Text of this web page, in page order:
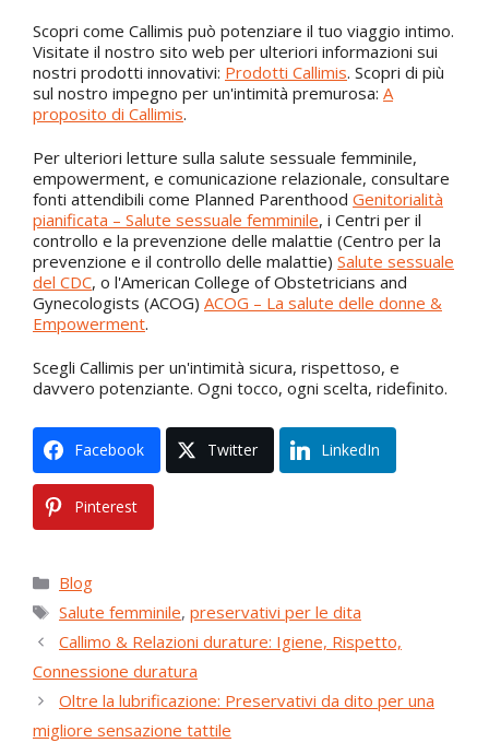
Scopri come Callimis può potenziare il tuo viaggio intimo.
Visitate il nostro sito web per ulteriori informazioni sui
nostri prodotti innovativi: Prodotti Callimis. Scopri di più
sul nostro impegno per un'intimità premurosa: A
proposito di Callimis.
Per ulteriori letture sulla salute sessuale femminile,
empowerment, e comunicazione relazionale, consultare
fonti attendibili come Planned Parenthood Genitorialità
pianificata – Salute sessuale femminile, i Centri per il
controllo e la prevenzione delle malattie (Centro per la
prevenzione e il controllo delle malattie) Salute sessuale
del CDC, o l'American College of Obstetricians and
Gynecologists (ACOG) ACOG – La salute delle donne &
Empowerment.
Scegli Callimis per un'intimità sicura, rispettoso, e
davvero potenziante. Ogni tocco, ogni scelta, ridefinito.
Facebook Twitter LinkedIn
Pinterest
Categorie
Blog
Tag
Salute femminile, preservativi per le dita
Callimo & Relazioni durature: Igiene, Rispetto,
Connessione duratura
Oltre la lubrificazione: Preservativi da dito per una
migliore sensazione tattile